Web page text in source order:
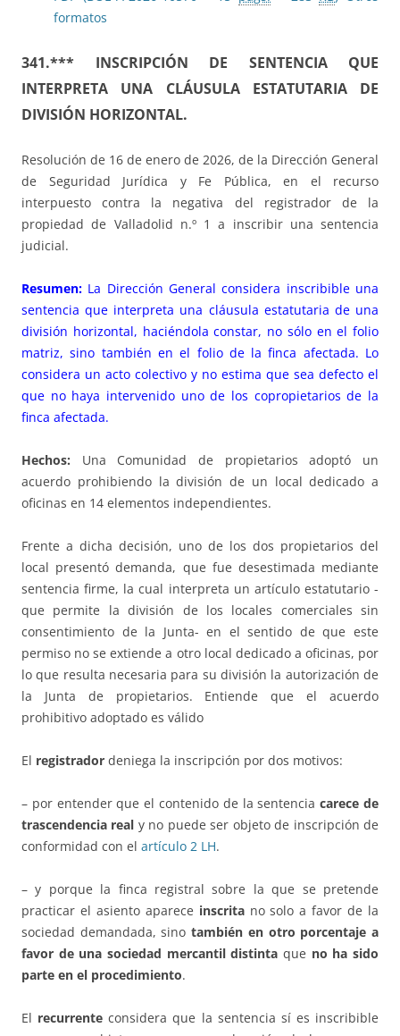
formatos
341.*** INSCRIPCIÓN DE SENTENCIA QUE
INTERPRETA UNA CLÁUSULA ESTATUTARIA DE
DIVISIÓN HORIZONTAL.
Resolución de 16 de enero de 2026, de la Dirección General
de Seguridad Jurídica y Fe Pública, en el recurso
interpuesto contra la negativa del registrador de la
propiedad de Valladolid n.º 1 a inscribir una sentencia
judicial.
Resumen: La Dirección General considera inscribible una
sentencia que interpreta una cláusula estatutaria de una
división horizontal, haciéndola constar, no sólo en el folio
matriz, sino también en el folio de la finca afectada. Lo
considera un acto colectivo y no estima que sea defecto el
que no haya intervenido uno de los copropietarios de la
finca afectada.
Hechos: Una Comunidad de propietarios adoptó un
acuerdo prohibiendo la división de un local dedicado a
oficinas en 14 elementos independientes.
Frente a dicha decisión, uno de los dos propietarios del
local presentó demanda, que fue desestimada mediante
sentencia firme, la cual interpreta un artículo estatutario -
que permite la división de los locales comerciales sin
consentimiento de la Junta- en el sentido de que este
permiso no se extiende a otro local dedicado a oficinas, por
lo que resulta necesaria para su división la autorización de
la Junta de propietarios. Entiende que el acuerdo
prohibitivo adoptado es válido
El registrador deniega la inscripción por dos motivos:
– por entender que el contenido de la sentenciacarece de
trascendencia real y no puede ser objeto de inscripción de
conformidad con el artículo 2 LH.
– y porque la finca registral sobre la que se pretende
practicar el asiento aparece inscrita no solo a favor de la
sociedad demandada, sino también en otro porcentaje a
favor de una sociedad mercantil distinta que no ha sido
parte en el procedimiento.
El recurrente considera que la sentencia sí es inscribible